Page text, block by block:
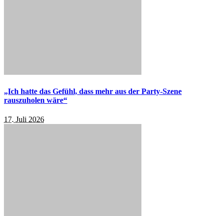
„Ich hatte das Gefühl, dass mehr aus der Party-Szene
rauszuholen wäre“
17. Juli 2026